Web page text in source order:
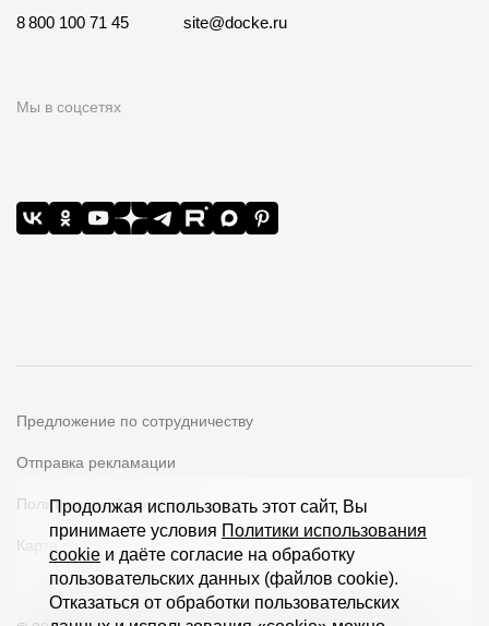
8 800 100 71 45 site@docke.ru
Мы в соцсетях
Предложение по сотрудничеству
Отправка рекламации
Политика конфиденциальности
Карта сайта
Продолжая использовать этот сайт, Вы
принимаете условия Политики использования
cookie и даёте согласие на обработку
пользовательских данных (файлов cookie).
Отказаться от обработки пользовательских